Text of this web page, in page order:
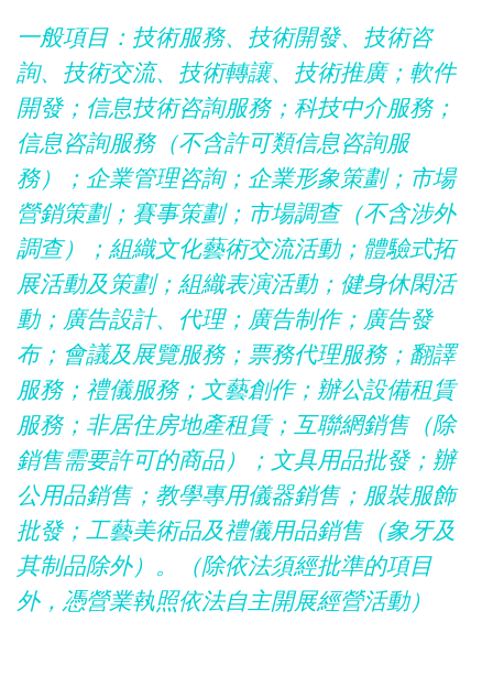
一般項目：技術服務、技術開發、技術咨
詢、技術交流、技術轉讓、技術推廣；軟件
開發；信息技術咨詢服務；科技中介服務；
信息咨詢服務（不含許可類信息咨詢服
務）；企業管理咨詢；企業形象策劃；市場
營銷策劃；賽事策劃；市場調查（不含涉外
調查）；組織文化藝術交流活動；體驗式拓
展活動及策劃；組織表演活動；健身休閑活
動；廣告設計、代理；廣告制作；廣告發
布；會議及展覽服務；票務代理服務；翻譯
服務；禮儀服務；文藝創作；辦公設備租賃
服務；非居住房地產租賃；互聯網銷售（除
銷售需要許可的商品）；文具用品批發；辦
公用品銷售；教學專用儀器銷售；服裝服飾
批發；工藝美術品及禮儀用品銷售（象牙及
其制品除外）。（除依法須經批準的項目
外，憑營業執照依法自主開展經營活動）